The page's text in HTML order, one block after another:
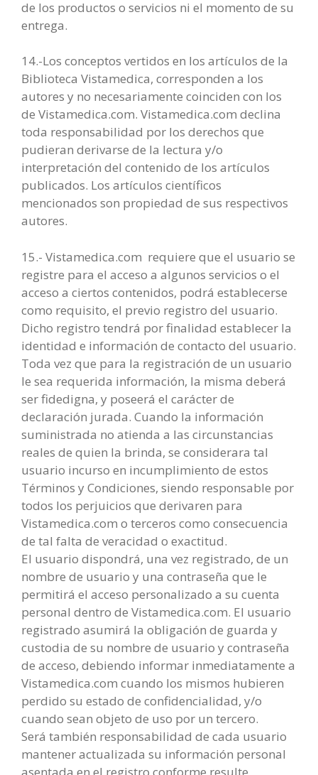
de los productos o servicios ni el momento de su
entrega.
14.-Los conceptos vertidos en los artículos de la
Biblioteca Vistamedica, corresponden a los
autores y no necesariamente coinciden con los
de Vistamedica.com. Vistamedica.com declina
toda responsabilidad por los derechos que
pudieran derivarse de la lectura y/o
interpretación del contenido de los artículos
publicados. Los artículos científicos
mencionados son propiedad de sus respectivos
autores.
15.- Vistamedica.com requiere que el usuario se
registre para el acceso a algunos servicios o el
acceso a ciertos contenidos, podrá establecerse
como requisito, el previo registro del usuario.
Dicho registro tendrá por finalidad establecer la
identidad e información de contacto del usuario.
Toda vez que para la registración de un usuario
le sea requerida información, la misma deberá
ser fidedigna, y poseerá el carácter de
declaración jurada. Cuando la información
suministrada no atienda a las circunstancias
reales de quien la brinda, se considerara tal
usuario incurso en incumplimiento de estos
Términos y Condiciones, siendo responsable por
todos los perjuicios que derivaren para
Vistamedica.com o terceros como consecuencia
de tal falta de veracidad o exactitud.
El usuario dispondrá, una vez registrado, de un
nombre de usuario y una contraseña que le
permitirá el acceso personalizado a su cuenta
personal dentro de Vistamedica.com. El usuario
registrado asumirá la obligación de guarda y
custodia de su nombre de usuario y contraseña
de acceso, debiendo informar inmediatamente a
Vistamedica.com cuando los mismos hubieren
perdido su estado de confidencialidad, y/o
cuando sean objeto de uso por un tercero.
Será también responsabilidad de cada usuario
mantener actualizada su información personal
asentada en el registro conforme resulte